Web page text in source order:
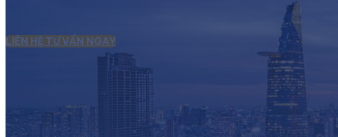
LIÊN HỆ TƯ VẤN NGAY